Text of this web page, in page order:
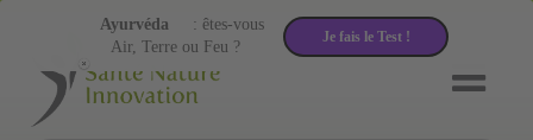
Air, Terre ou Feu ?
Ayurvéda : êtes-vous
Je fais le Test !